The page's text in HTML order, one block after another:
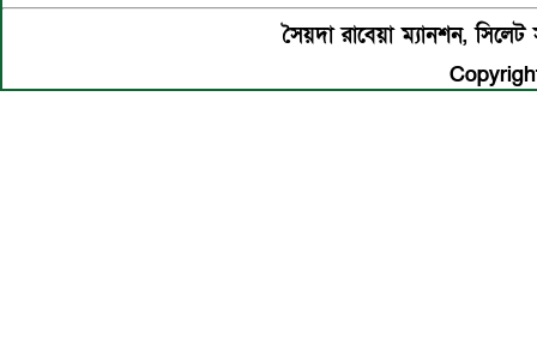
সৈয়দা রাবেয়া ম্যানশন,